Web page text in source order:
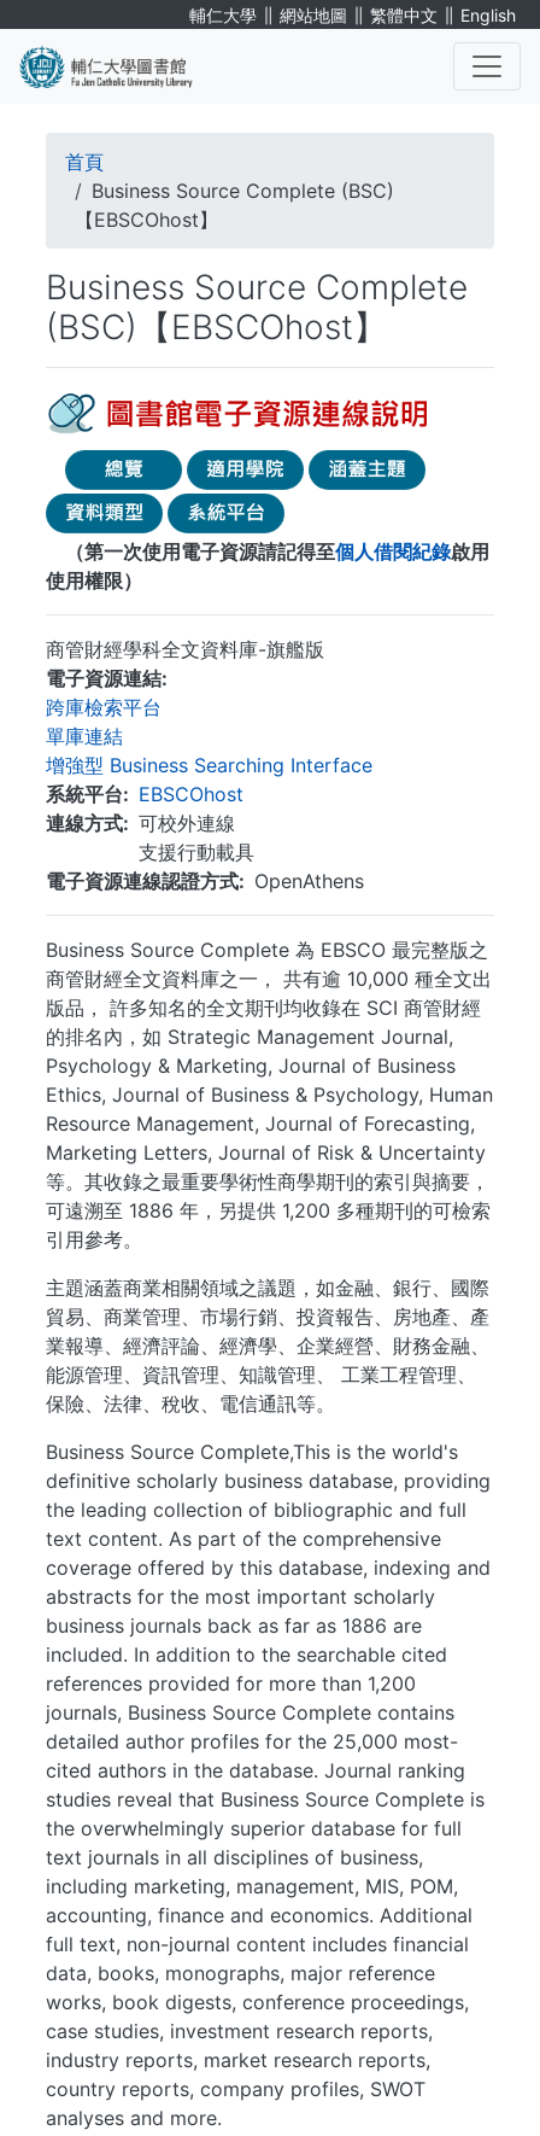
輔仁大學 ∥ 網站地圖 ∥ 繁體中文 ∥ English
導
航
結
首頁
Business Source Complete (BSC)
【EBSCOhost】
Business Source Complete
(BSC)【EBSCOhost】
（第一次使用電子資源請記得至個人借閱紀錄啟用
使用權限）
商管財經學科全文資料庫-旗艦版
電子資源連結
跨庫檢索平台
單庫連結
增強型 Business Searching Interface
系統平台
EBSCOhost
連線方式
可校外連線
支援行動載具
電子資源連線認證方式
OpenAthens
Business Source Complete 為 EBSCO 最完整版之
商管財經全文資料庫之一， 共有逾 10,000 種全文出
版品， 許多知名的全文期刊均收錄在 SCI 商管財經
的排名內，如 Strategic Management Journal,
Psychology & Marketing, Journal of Business
Ethics, Journal of Business & Psychology, Human
Resource Management, Journal of Forecasting,
Marketing Letters, Journal of Risk & Uncertainty
等。其收錄之最重要學術性商學期刊的索引與摘要，
可遠溯至 1886 年，另提供 1,200 多種期刊的可檢索
引用參考。
主題涵蓋商業相關領域之議題，如金融、銀行、國際
貿易、商業管理、市場行銷、投資報告、房地產、產
業報導、經濟評論、經濟學、企業經營、財務金融、
能源管理、資訊管理、知識管理、 工業工程管理、
保險、法律、稅收、電信通訊等。
Business Source Complete,This is the world's
definitive scholarly business database, providing
the leading collection of bibliographic and full
text content. As part of the comprehensive
coverage offered by this database, indexing and
abstracts for the most important scholarly
business journals back as far as 1886 are
included. In addition to the searchable cited
references provided for more than 1,200
journals, Business Source Complete contains
detailed author profiles for the 25,000 most-
cited authors in the database. Journal ranking
studies reveal that Business Source Complete is
the overwhelmingly superior database for full
text journals in all disciplines of business,
including marketing, management, MIS, POM,
accounting, finance and economics. Additional
full text, non-journal content includes financial
data, books, monographs, major reference
works, book digests, conference proceedings,
case studies, investment research reports,
industry reports, market research reports,
country reports, company profiles, SWOT
analyses and more.